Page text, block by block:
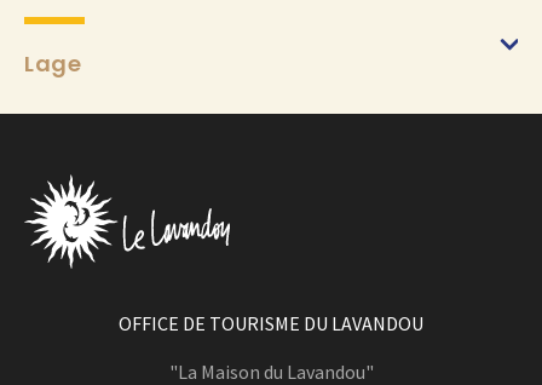
Lage
OFFICE DE TOURISME DU LAVANDOU
"La Maison du Lavandou"